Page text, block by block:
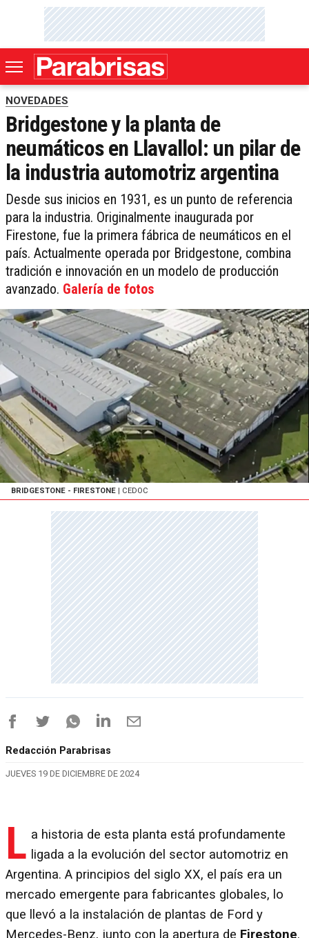
NOVEDADES
Bridgestone y la planta de
neumáticos en Llavallol: un pilar de
la industria automotriz argentina
Desde sus inicios en 1931, es un punto de referencia
para la industria. Originalmente inaugurada por
Firestone, fue la primera fábrica de neumáticos en el
país. Actualmente operada por Bridgestone, combina
tradición e innovación en un modelo de producción
avanzado. Galería de fotos
BRIDGESTONE - FIRESTONE | CEDOC
Redacción Parabrisas
JUEVES 19 DE DICIEMBRE DE 2024
L a historia de esta planta está profundamente
ligada a la evolución del sector automotriz en
Argentina. A principios del siglo XX, el país era un
mercado emergente para fabricantes globales, lo
que llevó a la instalación de plantas de Ford y
Mercedes-Benz, junto con la apertura de Firestone.